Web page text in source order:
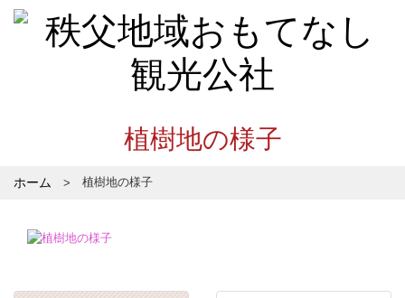
植樹地の様子
ホーム 植樹地の様子